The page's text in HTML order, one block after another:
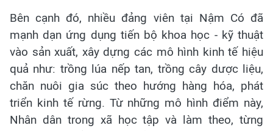
Bên cạnh đó, nhiều đảng viên tại Nậm Có đã
mạnh dạn ứng dụng tiến bộ khoa học - kỹ thuật
vào sản xuất, xây dựng các mô hình kinh tế hiệu
quả như: trồng lúa nếp tan, trồng cây dược liệu,
chăn nuôi gia súc theo hướng hàng hóa, phát
triển kinh tế rừng. Từ những mô hình điểm này,
Nhân dân trong xã học tập và làm theo, từng